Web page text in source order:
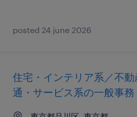
posted 24 june 2026
住宅・インテリア系／不
通・サービス系の一般事